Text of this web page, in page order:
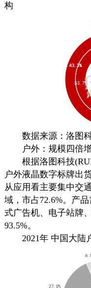
构
数据来源：洛图
户外：规模四倍
根据洛图科技
户外液晶数字标牌出
从应用看主要集中交
域，市占72.6%。产
式广告机、电子站牌
93.5%。
2021年 中国大陆